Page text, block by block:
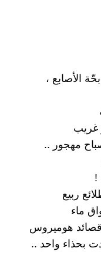
الأصابع ،
مهجور ..
!
ربيع
ماء
هوميروس
بحذاء واحد ..